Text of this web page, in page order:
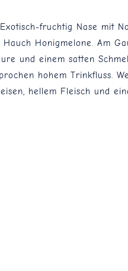
fruchtig Nase mit
Honigmelone. Am
und einem satten
hohem Trinkfluss.
hellem Fleisch und